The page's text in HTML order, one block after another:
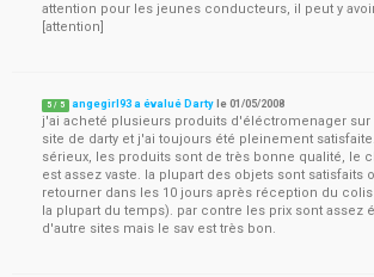
attention pour les jeunes conducteurs, il peut y
[attention]
5 / 5 angegirl93 a évalué Darty le01/05/2008
j'ai acheté plusieurs produits d'éléctromenager sur
site de darty et j'ai toujours été pleinement
sérieux, les produits sont de très bonne qualité, le
est assez vaste. la plupart des objets sont satisfaits
retourner dans les 10 jours après réception du
la plupart du temps). par contre les prix sont assez
d'autre sites mais le sav est très bon.